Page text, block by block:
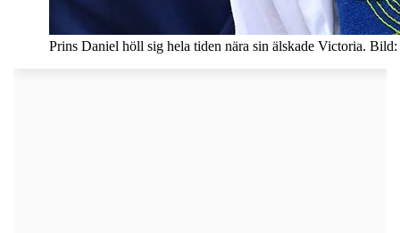
Prins Daniel höll sig hela tiden nära sin älskade Victoria.